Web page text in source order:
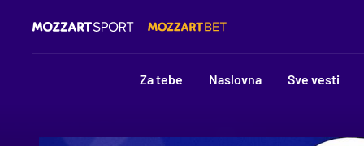
Za tebe Naslovna Sve vesti